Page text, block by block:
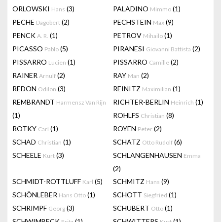
ORLOWSKI Hans (3) PALADINO Mimmo (1)
PECHE Dagobert (2) PECHSTEIN Max (9)
PENCK A. R. (1) PETROV Mihailo (1)
PICASSO Pablo (5) PIRANESI Giovanni Battista (2)
PISSARRO Lucien (1) PISSARRO Camille (2)
RAINER Arnulf (2) RAY Man (2)
REDON Odilon (3) REINITZ Maximilian (1)
REMBRANDT Harmensz Van Rijn
(1)
RICHTER-BERLIN Heinrich (1)
ROHLFS Christian (8)
ROTKY Carl (1) ROYEN Peter (2)
SCHAD Christian (1) SCHATZ Otto Rudolf (6)
SCHEELE Kurt (3) SCHLANGENHAUSEN Emma
(2)
SCHMIDT-ROTTLUFF Karl (5) SCHMITZ Hans (9)
SCHÖNLEBER Hans Otto (1) SCHOTT Siegfried (1)
SCHRIMPF Georg (3) SCHUBERT Otto (1)